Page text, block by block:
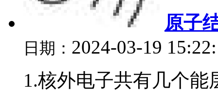
原子
日期： 2024-03-19
1.核外电子共有几个能